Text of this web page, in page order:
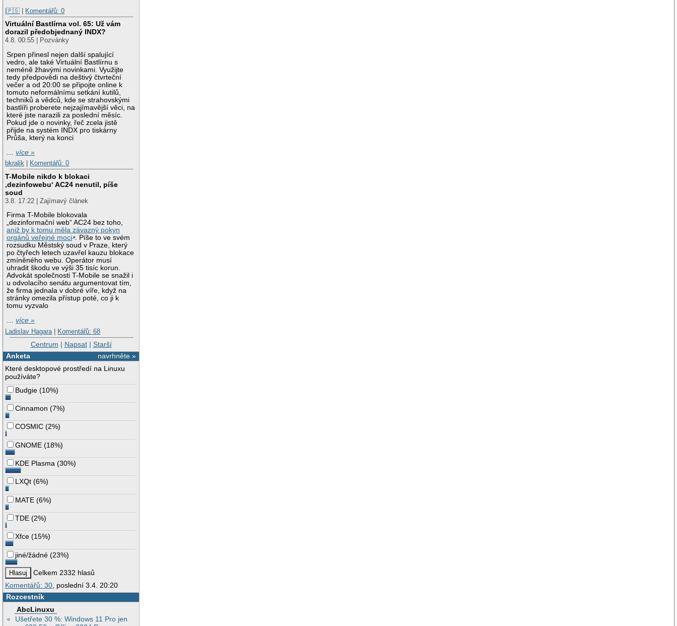
|🇵🇸 | Komentářů: 0
Virtuální Bastlírna vol. 65: Už vám
dorazil předobjednaný INDX?
4.8. 00:55 | Pozvánky
Srpen přinesl nejen další spalující
vedro, ale také Virtuální Bastlírnu s
neméně žhavými novinkami. Využijte
tedy předpovědi na deštivý čtvrteční
večer a od 20:00 se připojte online k
tomuto neformálnímu setkání kutilů,
techniků a vědců, kde se strahovskými
bastlíři proberete nejzajímavější věci, na
které jste narazili za poslední měsíc.
Pokud jde o novinky, řeč zcela jistě
přijde na systém INDX pro tiskárny
Průša, který na konci
…více »
bkralik
Komentářů: 0
T-Mobile nikdo k blokaci
‚dezinfowebu‘ AC24 nenutil, píše
soud
3.8. 17:22 | Zajímavý článek
Firma T-Mobile blokovala
„dezinformační web“ AC24 bez toho,
aniž by k tomu měla závazný pokyn
orgánů veřejné moci . Píše to ve svém
rozsudku Městský soud v Praze, který
po čtyřech letech uzavřel kauzu blokace
zmíněného webu. Operátor musí
uhradit škodu ve výši 35 tisíc korun.
Advokát společnosti T-Mobile se snažil i
u odvolacího senátu argumentovat tím,
že firma jednala v dobré víře, když na
stránky omezila přístup poté, co ji k
tomu vyzvalo
…více »
Ladislav Hagara | Komentářů: 68
Centrum | Napsat| Starší
navrhněte »
Anketa
Které desktopové prostředí na Linuxu
používáte?
Budgie (10%)
Cinnamon (7%)
COSMIC (2%)
GNOME (18%)
KDE Plasma (30%)
LXQt (6%)
MATE (6%)
TDE (2%)
Xfce (15%)
jiné/žádné (23%)
Celkem 2332 hlasů
Komentářů: 30, poslední 3.4. 20:20
Rozcestník
AbcLinuxu
Ušetřete 30 %: Windows 11 Pro jen